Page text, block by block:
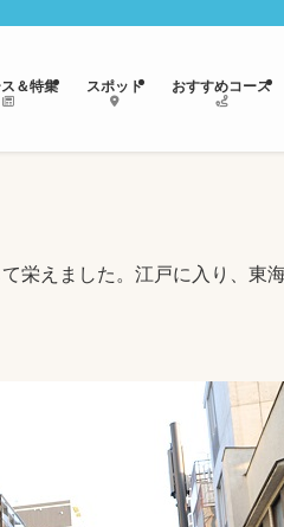
＆特集 スポット おすすめコース
栄えました。江戸に入り、東